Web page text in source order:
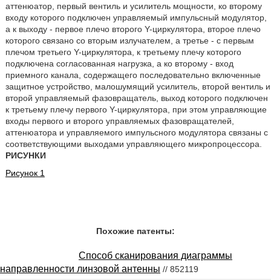
аттенюатор, первый вентиль и усилитель мощности, ко второму
входу которого подключен управляемый импульсный модулятор,
а к выходу - первое плечо второго Y-циркулятора, второе плечо
которого связано со вторым излучателем, а третье - с первым
плечом третьего Y-циркулятора, к третьему плечу которого
подключена согласованная нагрузка, а ко второму - вход
приемного канала, содержащего последовательно включенные
защитное устройство, малошумящий усилитель, второй вентиль и
второй управляемый фазовращатель, выход которого подключен
к третьему плечу первого Y-циркулятора, при этом управляющие
входы первого и второго управляемых фазовращателей,
аттенюатора и управляемого импульсного модулятора связаны с
соответствующими выходами управляющего микропроцессора.
РИСУНКИ
Рисунок 1
Похожие патенты:
Способ сканирования диаграммы
направленности линзовой антенны // 852119